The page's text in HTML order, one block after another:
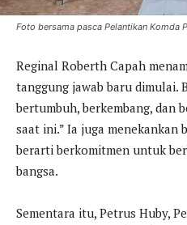
Foto bersama pasca Pelantikan Komda
Reginal Roberth Capah
tanggung jawab baru dimulai.
bertumbuh, berkembang, dan
saat ini.” Ia juga menekankan
berarti berkomitmen untuk
bangsa.
Sementara itu, Petrus Huby,